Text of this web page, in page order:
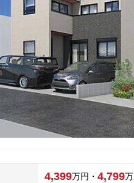
4,399万円 ・ 4,799